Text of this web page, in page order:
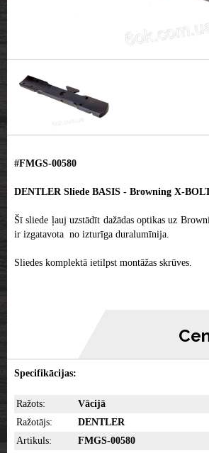
#FMGS-00580
DENTLER Sliede BASIS - Browning X-
Šī sliede ļauj uzstādīt dažādas optikas uz
ir izgatavota no izturīga duralumīnija.
Sliedes komplektā ietilpst montāžas skrūves.
Specifikācijas:
Ražots:
Vācijā
Ražotājs:
DENTLER
Artikuls:
FMGS-00580